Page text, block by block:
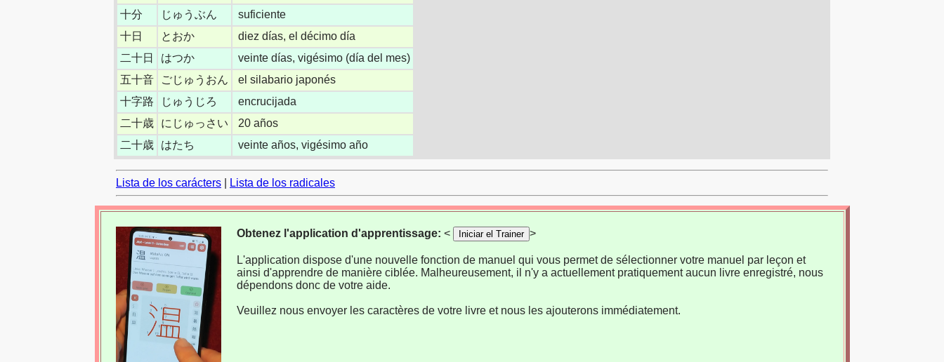
十分
じゅうぶん
suficiente
十日
とおか
diez días, el décimo día
二十日
はつか
veinte días, vigésimo (día del mes)
五十音
ごじゅうおん
el silabario japonés
十字路
じゅうじろ
encrucijada
二十歳
にじゅっさい
20 años
二十歳
はたち veinte años, vigésimo año
Lista de los carácters Lista de los radicales
Obtenez l'application d'apprentissage: < Iniciar el Trainer >
L'application dispose d'une nouvelle fonction de manuel qui vous permet de sélectionner votre manuel par leçon et
ainsi d'apprendre de manière ciblée. Malheureusement, il n'y a actuellement pratiquement aucun livre enregistré, nous
dépendons donc de votre aide.
Veuillez nous envoyer les caractères de votre livre et nous les ajouterons immédiatement.